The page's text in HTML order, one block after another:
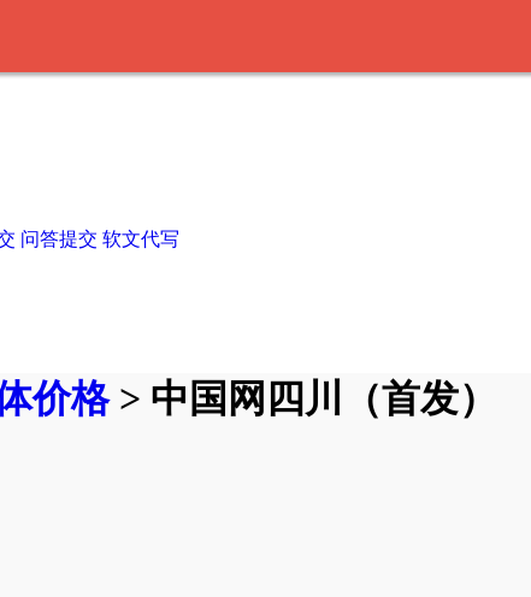
问答提交 软文代写
价格> 中国网四川（首发）